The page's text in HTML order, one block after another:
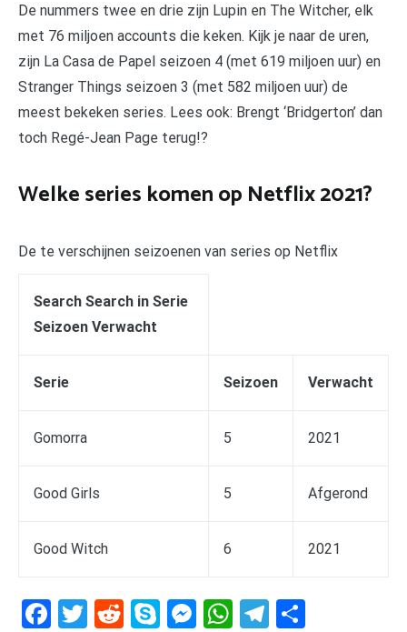
De nummers twee en drie zijn Lupin en The Witcher, elk
met 76 miljoen accounts die keken. Kijk je naar de uren,
zijn La Casa de Papel seizoen 4 (met 619 miljoen uur) en
Stranger Things seizoen 3 (met 582 miljoen uur) de
meest bekeken series. Lees ook: Brengt ‘Bridgerton’ dan
toch Regé-Jean Page terug!?
Welke series komen op Netflix 2021?
De te verschijnen seizoenen van series op Netflix
Search Search in Serie
Seizoen Verwacht
Serie Seizoen Verwacht
Gomorra 5 2021
Good Girls 5 Afgerond
Good Witch 6 2021
Facebook
Twitter
RedditSkypeMessenger
WhatsApp
Telegram